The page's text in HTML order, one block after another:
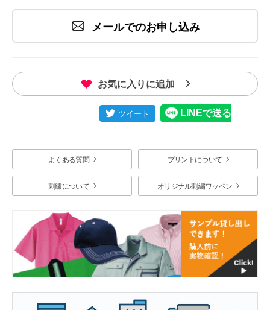
メールでのお申し込み
お気に入りに追加
よくある質問 プリントについて
刺繍について オリジナル刺繍ワッペン